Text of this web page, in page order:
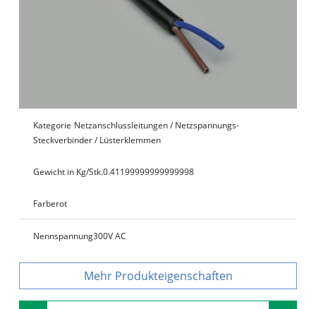
Kategorie Netzanschlussleitungen / Netzspannungs-
Steckverbinder / Lüsterklemmen
Gewicht in Kg/Stk.0.41199999999999998
Farberot
Nennspannung300V AC
Produkteigenschaften